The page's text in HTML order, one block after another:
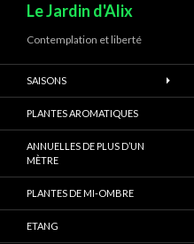
Le Jardin d'Alix
Contemplation et liberté
SAISONS
PLANTES AROMATIQUES
ANNUELLES DE PLUS D’UN
MÈTRE
PLANTES DE MI-OMBRE
ETANG